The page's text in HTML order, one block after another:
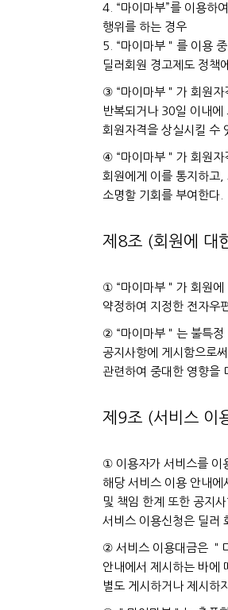
4. “마이마부”를 이용하
행위를 하는 경우
5. “마이마부＂를 이용
딜러회원 경고제도 정책
③ “마이마부＂가 회원
반복되거나 30일 이내에
회원자격을 상실시킬 수
④ “마이마부＂가 회원자
회원에게 이를 통지하고
소명할 기회를 부여한다.
제8조 (회원에 대
① “마이마부＂가 회원에
약정하여 지정한 전자우
② “마이마부＂는 불특정
공지사항에 게시함으로
관련하여 중대한 영향을
제9조 (서비스 이
① 이용자가 서비스를 이
해당 서비스 이용 안내
및 책임 한계 또한 공지
서비스 이용신청은 딜러
② 서비스 이용대금은 ＂
안내에서 제시하는 바에
별도 게시하거나 제시하